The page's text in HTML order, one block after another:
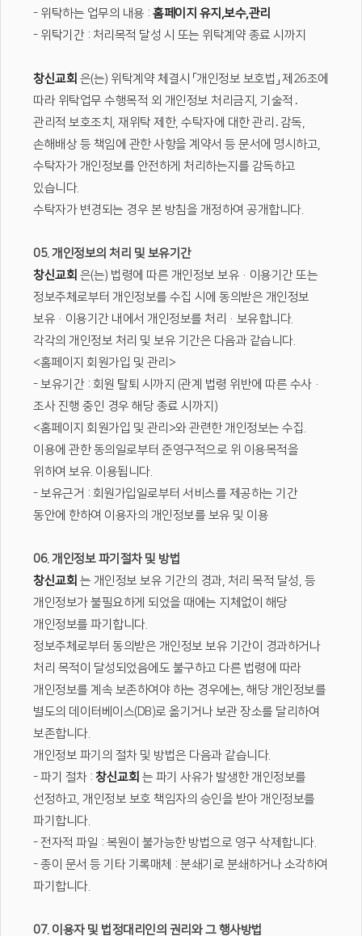
- 위탁하는 업무의 내용 : 홈페이지 유지,보수,관리
- 위탁기간 : 처리목적 달성 시 또는 위탁계약 종료 시까지
창신교회 은(는) 위탁계약 체결시 「개인정보 보호법」 제26조에
따라 위탁업무 수행목적 외 개인정보 처리금지, 기술적․
관리적 보호조치, 재위탁 제한, 수탁자에 대한 관리․감독,
손해배상 등 책임에 관한 사항을 계약서 등 문서에 명시하고,
수탁자가 개인정보를 안전하게 처리하는지를 감독하고
있습니다.
수탁자가 변경되는 경우 본 방침을 개정하여 공개합니다.
05. 개인정보의 처리 및 보유기간
창신교회 은(는) 법령에 따른 개인정보 보유·이용기간 또는
정보주체로부터 개인정보를 수집 시에 동의받은 개인정보
보유·이용기간 내에서 개인정보를 처리·보유합니다.
각각의 개인정보 처리 및 보유 기간은 다음과 같습니다.
<홈페이지 회원가입 및 관리>
- 보유기간 : 회원 탈퇴 시까지 (관계 법령 위반에 따른 수사·
조사 진행 중인 경우 해당 종료 시까지)
<홈페이지 회원가입 및 관리>와 관련한 개인정보는 수집.
이용에 관한 동의일로부터 준영구적으로 위 이용목적을
위하여 보유. 이용됩니다.
- 보유근거 : 회원가입일로부터 서비스를 제공하는 기간
동안에 한하여 이용자의 개인정보를 보유 및 이용
06. 개인정보 파기절차 및 방법
창신교회 는 개인정보 보유 기간의 경과, 처리 목적 달성, 등
개인정보가 불필요하게 되었을 때에는 지체없이 해당
개인정보를 파기합니다.
정보주체로부터 동의받은 개인정보 보유 기간이 경과하거나
처리 목적이 달성되었음에도 불구하고 다른 법령에 따라
개인정보를 계속 보존하여야 하는 경우에는, 해당 개인정보를
별도의 데이터베이스(DB)로 옮기거나 보관 장소를 달리하여
보존합니다.
개인정보 파기의 절차 및 방법은 다음과 같습니다.
- 파기 절차 : 창신교회 는 파기 사유가 발생한 개인정보를
선정하고, 개인정보 보호 책임자의 승인을 받아 개인정보를
파기합니다.
- 전자적 파일 : 복원이 불가능한 방법으로 영구 삭제합니다.
- 종이 문서 등 기타 기록매체 : 분쇄기로 분쇄하거나 소각하여
파기합니다.
07. 이용자 및 법정대리인의 권리와 그 행사방법